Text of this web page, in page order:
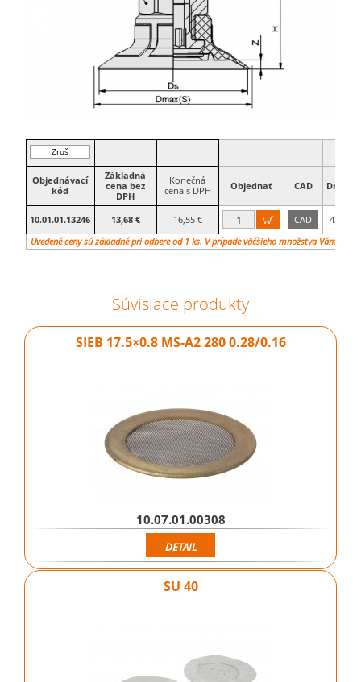
Zruš
filter
Objednávací
kód
Základná
cena bez
DPH
Konečná
cena s DPH
Objednať CAD
10.01.01.13246 13,68 € 16,55 €  CAD 43,7
Uvedené ceny sú základné pri odbere od 1 ks. V prípade väčšieho množstva Vám
Súvisiace produkty
SIEB 17.5×0.8 MS-A2 280 0.28/0.16
10.07.01.00308
DETAIL
SU 40